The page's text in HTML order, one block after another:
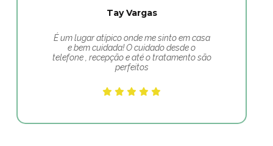
Tay Vargas
É um lugar atípico onde me sinto em casa
e bem cuidada! O cuidado desde o
telefone , recepção e até o tratamento são
perfeitos